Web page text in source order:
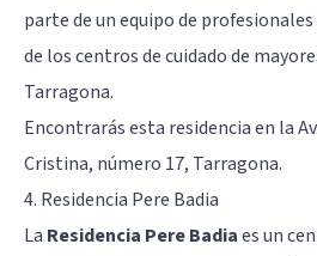
parte de un equipo de
de los centros de cuidado de
Tarragona.
Encontrarás esta residencia en la
Cristina, número 17, Tarragona.
4. Residencia Pere Badia
La Residencia Pere Badiaes un